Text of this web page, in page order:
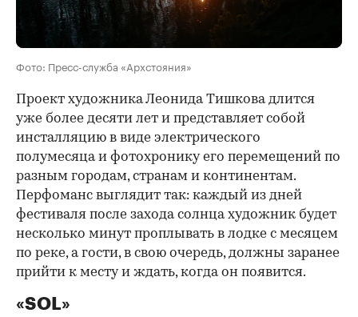
Фото: Пресс-служба «Архстояния»
Проект художника Леонида Тишкова длится
уже более десяти лет и представляет собой
инсталляцию в виде электрического
полумесяца и фотохронику его перемещений по
разным городам, странам и континентам.
Перфоманс выглядит так: каждый из дней
фестиваля после захода солнца художник будет
несколько минут проплывать в лодке с месяцем
по реке, а гости, в свою очередь, должны заранее
прийти к месту и ждать, когда он появится.
«SOL»